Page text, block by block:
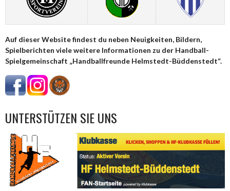
Auf dieser Website findest du neben Neuigkeiten, Bildern,
Spielberichten viele weitere Informationen zu der Handball-
Spielgemeinschaft „Handballfreunde Helmstedt-Büddenstedt“.
UNTERSTÜTZEN SIE UNS